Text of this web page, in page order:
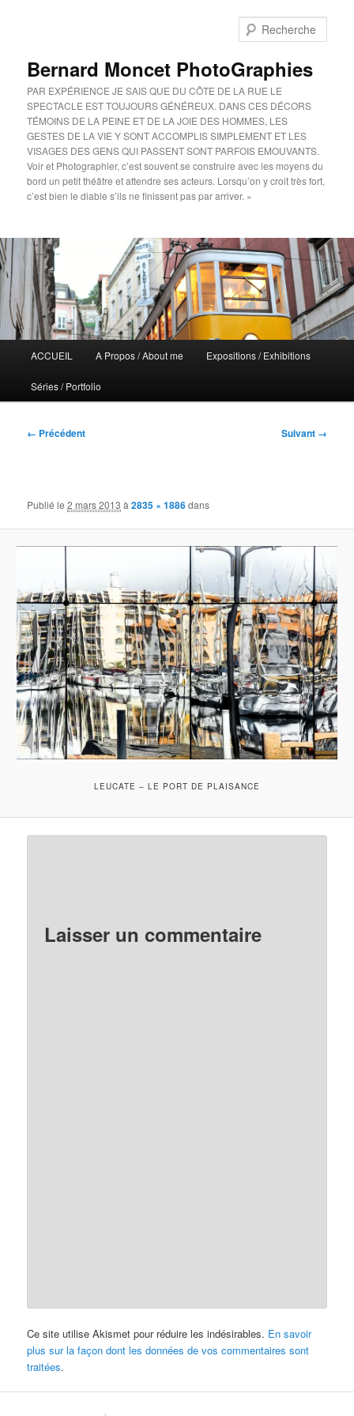
Bernard Moncet PhotoGraphies
PAR EXPÉRIENCE JE SAIS QUE DU CÔTE DE LA RUE LE
SPECTACLE EST TOUJOURS GÉNÉREUX. DANS CES DÉCORS
TÉMOINS DE LA PEINE ET DE LA JOIE DES HOMMES, LES
GESTES DE LA VIE Y SONT ACCOMPLIS SIMPLEMENT ET LES
VISAGES DES GENS QUI PASSENT SONT PARFOIS EMOUVANTS.
Voir et Photographier, c’est souvent se construire avec les moyens du
bord un petit théâtre et attendre ses acteurs. Lorsqu’on y croit très fort,
c’est bien le diable s’ils ne finissent pas par arriver. »
principal
ACCUEIL A Propos / About me Expositions / Exhibitions
Séries / Portfolio
Navigation
← Précédent Suivant →
Publié le2 mars 2013 à2835 × 1886dans
LEUCATE – LE PORT DE PLAISANCE
Laisser un commentaire
Ce site utilise Akismet pour réduire les indésirables. En savoir
plus sur la façon dont les données de vos commentaires sont
traitées.